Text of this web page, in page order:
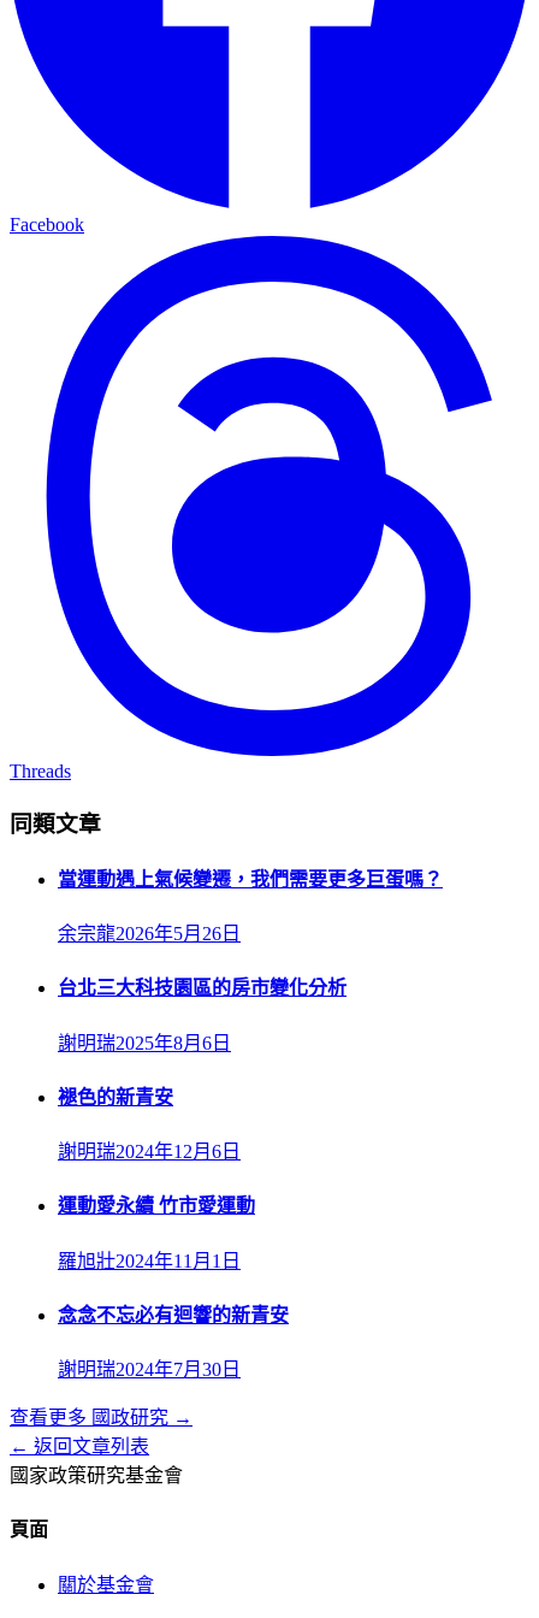
Facebook
Threads
同類文章
當運動遇上氣候變遷，我們需要更多巨蛋嗎？
余宗龍2026年5月26日
台北三大科技園區的房市變化分析
謝明瑞2025年8月6日
褪色的新青安
謝明瑞2024年12月6日
運動愛永續 竹市愛運動
羅旭壯2024年11月1日
念念不忘必有迴響的新青安
謝明瑞2024年7月30日
查看更多 國政研究 →
← 返回文章列表
國家政策研究基金會
頁面
關於基金會